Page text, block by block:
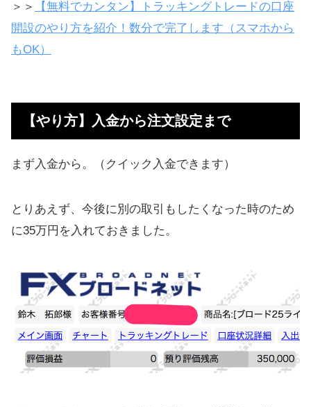
＞＞
【無料でカンタン】トラッキングトレードの口座
開設のやり方を紹介！数分で完了します（スマホから
もOK）
【やり方】入金から注文設定まで
まず入金から。（クイック入金できます）
とりあえず、今後に別の取引もしたくなった時のため
に35万円を入れておきました。